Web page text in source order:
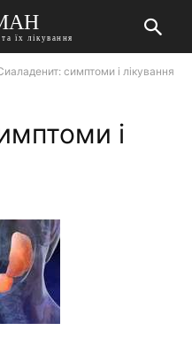
їх лікування
симптоми і лікування
і